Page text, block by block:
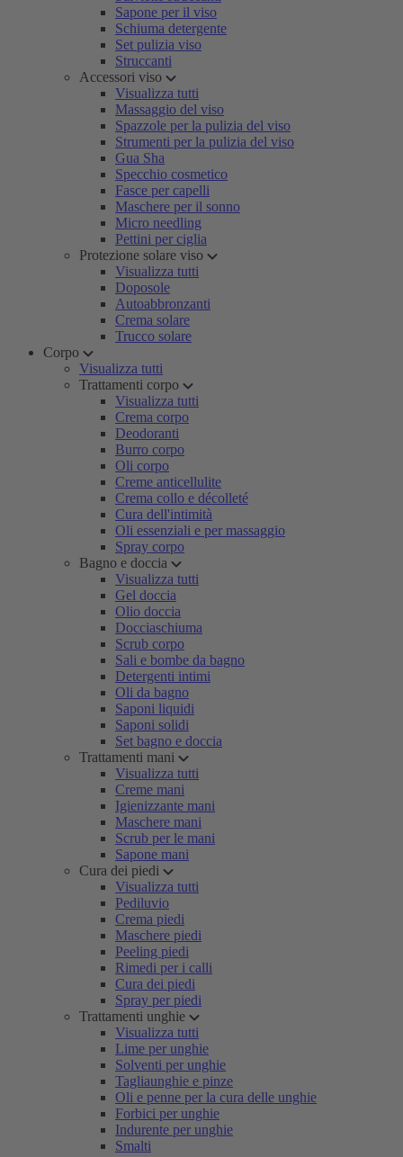
Sapone per il viso
Schiuma detergente
Set pulizia viso
Struccanti
Accessori viso
Visualizza tutti
Massaggio del viso
Spazzole per la pulizia del viso
Strumenti per la pulizia del viso
Gua Sha
Specchio cosmetico
Fasce per capelli
Maschere per il sonno
Micro needling
Pettini per ciglia
Protezione solare viso
Visualizza tutti
Doposole
Autoabbronzanti
Crema solare
Trucco solare
Corpo
Visualizza tutti
Trattamenti corpo
Visualizza tutti
Crema corpo
Deodoranti
Burro corpo
Oli corpo
Creme anticellulite
Crema collo e décolleté
Cura dell'intimità
Oli essenziali e per massaggio
Spray corpo
Bagno e doccia
Visualizza tutti
Gel doccia
Olio doccia
Docciaschiuma
Scrub corpo
Sali e bombe da bagno
Detergenti intimi
Oli da bagno
Saponi liquidi
Saponi solidi
Set bagno e doccia
Trattamenti mani
Visualizza tutti
Creme mani
Igienizzante mani
Maschere mani
Scrub per le mani
Sapone mani
Cura dei piedi
Visualizza tutti
Pediluvio
Crema piedi
Maschere piedi
Peeling piedi
Rimedi per i calli
Cura dei piedi
Spray per piedi
Trattamenti unghie
Visualizza tutti
Lime per unghie
Solventi per unghie
Tagliaunghie e pinze
Oli e penne per la cura delle unghie
Forbici per unghie
Indurente per unghie
Smalti